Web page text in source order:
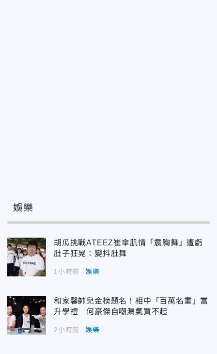
娛樂
胡瓜挑戰ATEEZ崔傘肌情「震胸舞」遭虧
肚子狂晃：變抖肚舞
1小時前 娛樂
和家馨帥兒金榜題名！相中「百萬名畫」當
升學禮 何豪傑自嘲漏氣買不起
2小時前 娛樂